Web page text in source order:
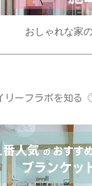
おしゃれな家
リーフラボを知